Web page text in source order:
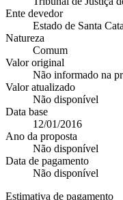
Ente devedor
Estado de Santa
Natureza
Comum
Valor original
Não informado na
Valor atualizado
Não disponível
Data base
12/01/2016
Ano da proposta
Não disponível
Data de pagamento
Não disponível
Estimativa de pagamento